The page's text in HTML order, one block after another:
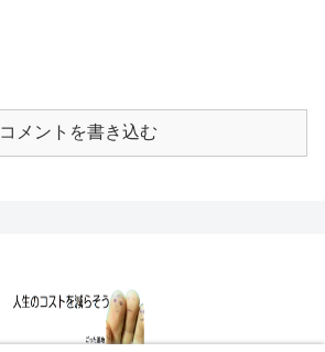
コメントを書き込む